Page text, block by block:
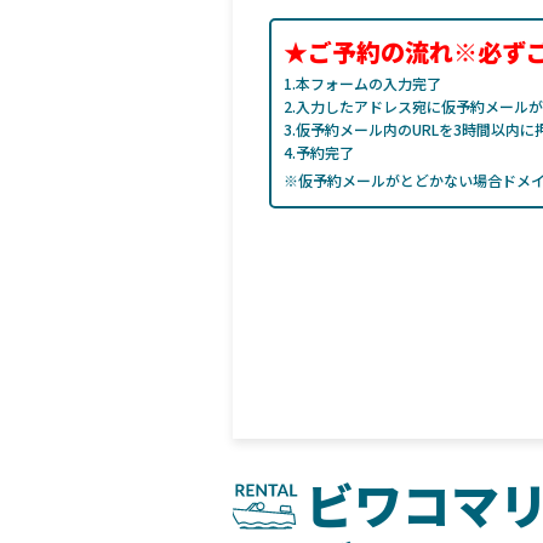
★ご予約の流れ※必ず
1.本フォームの入力完了
2.入力したアドレス宛に仮予約メール
3.仮予約メール内のURLを3時間以内に
4.予約完了
※仮予約メールがとどかない場合ドメ
ビワコマ